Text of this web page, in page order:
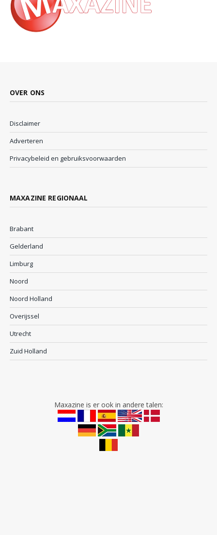
OVER ONS
Disclaimer
Adverteren
Privacybeleid en gebruiksvoorwaarden
MAXAZINE REGIONAAL
Brabant
Gelderland
Limburg
Noord
Noord Holland
Overijssel
Utrecht
Zuid Holland
Maxazine is er ook in andere talen: